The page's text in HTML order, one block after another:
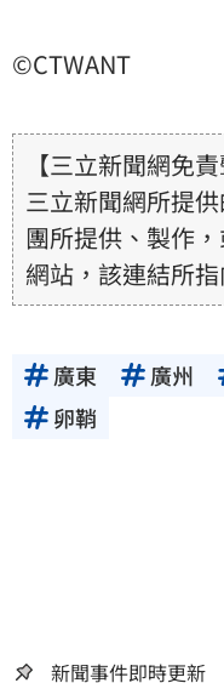
©CTWANT
【三立新聞網免責
三立新聞網所提
團所提供、製作
網站，該連結所
為所連結網站提
其真實性、正確
性。三立新聞網所
廣東 廣州
卵鞘
新聞事件即時更新